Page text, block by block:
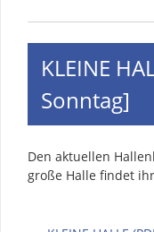
KLEINE
Sonntag]
Den aktuellen
große Halle findet